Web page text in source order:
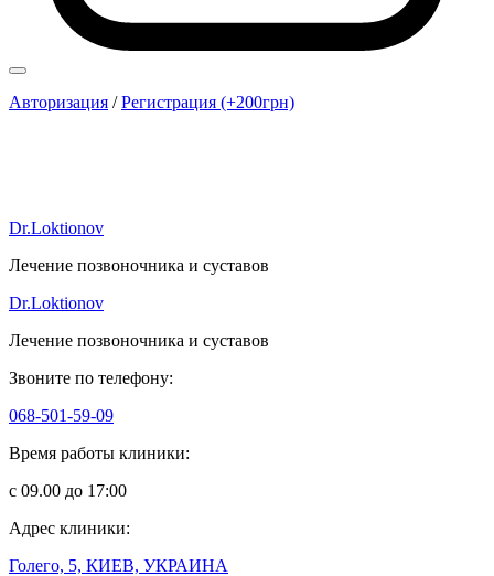
Авторизация /Регистрация (+200грн)
Dr.Loktionov
Лечение позвоночника и суставов
Dr.Loktionov
Лечение позвоночника и суставов
Звоните по телефону:
068-501-59-09
Время работы клиники:
с 09.00 до 17:00
Адрес клиники:
Голего, 5, КИЕВ, УКРАИНА